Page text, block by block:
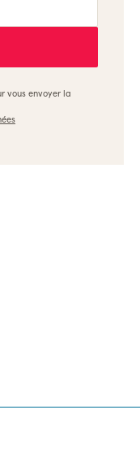
vous envoyer la